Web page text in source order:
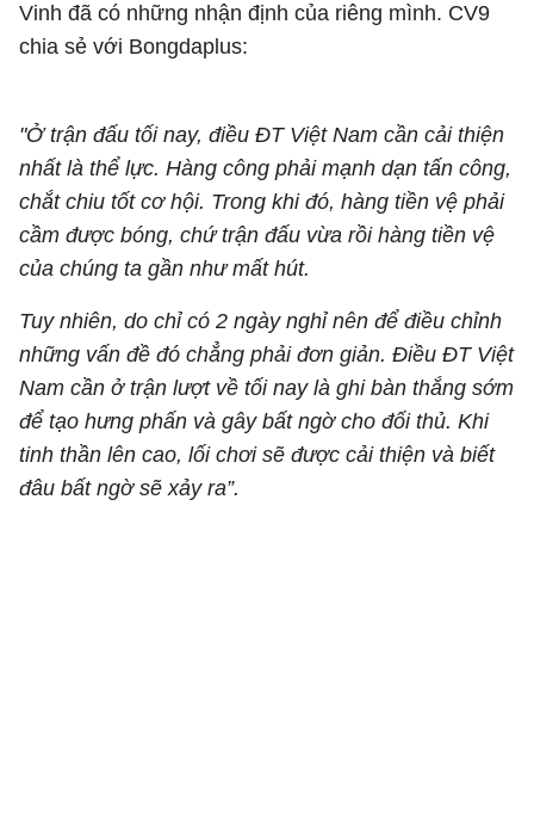
Vinh đã có những nhận định của riêng mình. CV9
chia sẻ với Bongdaplus:
"Ở trận đấu tối nay, điều ĐT Việt Nam cần cải thiện
nhất là thể lực. Hàng công phải mạnh dạn tấn công,
chắt chiu tốt cơ hội. Trong khi đó, hàng tiền vệ phải
cầm được bóng, chứ trận đấu vừa rồi hàng tiền vệ
của chúng ta gần như mất hút.
Tuy nhiên, do chỉ có 2 ngày nghỉ nên để điều chỉnh
những vấn đề đó chẳng phải đơn giản. Điều ĐT Việt
Nam cần ở trận lượt về tối nay là ghi bàn thắng sớm
để tạo hưng phấn và gây bất ngờ cho đối thủ. Khi
tinh thần lên cao, lối chơi sẽ được cải thiện và biết
đâu bất ngờ sẽ xảy ra”.